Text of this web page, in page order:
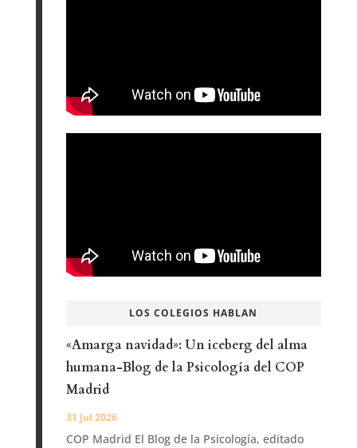
LOS COLEGIOS HABLAN
«Amarga navidad»: Un iceberg del alma
humana-Blog de la Psicología del COP
Madrid
31 Jul 2026
COP Madrid El Blog de la Psicología, editado